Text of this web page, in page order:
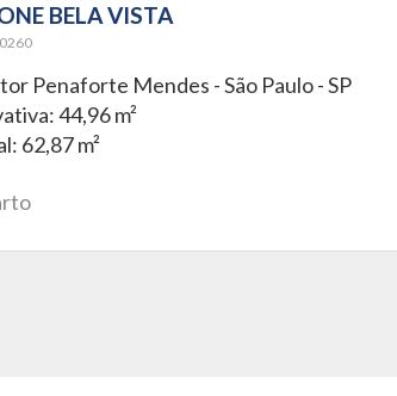
BELA VISTA
Penaforte Mendes -São Paulo - SP
44,96 m²
62,87 m²